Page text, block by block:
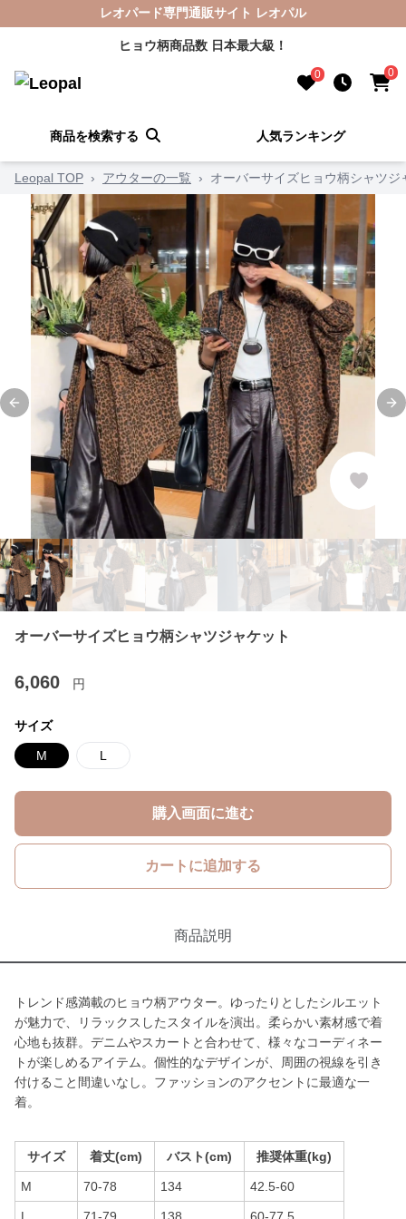
レオパード専門通販サイト レオパル
ヒョウ柄商品数 日本最大級！
0 0
商品を検索する 人気ランキング
Leopal TOP › アウターの一覧 › オーバーサイズヒョウ柄シャツジ
Previous slide
オーバーサイズヒョウ柄シャツジャケット
6,060 円
サイズ
M L
購入画面に進む
カートに追加する
商品説明
トレンド感満載のヒョウ柄アウター。ゆったりとしたシルエット
が魅力で、リラックスしたスタイルを演出。柔らかい素材感で着
心地も抜群。デニムやスカートと合わせて、様々なコーディネー
トが楽しめるアイテム。個性的なデザインが、周囲の視線を引き
付けること間違いなし。ファッションのアクセントに最適な一
着。
サイズ 着丈(cm) バスト(cm) 推奨体重(kg)
M 70-78 134 42.5-60